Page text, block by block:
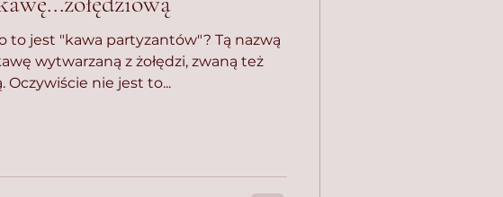
to jest "kawa partyzantów"? Tą nazwą
wytwarzaną z żołędzi, zwaną też
Oczywiście nie jest to...